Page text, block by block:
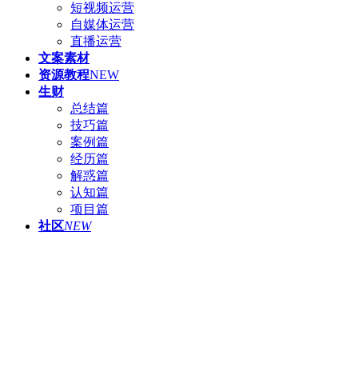
短视频运营
自媒体运营
直播运营
文案素材
资源教程NEW
生财
总结篇
技巧篇
案例篇
经历篇
解惑篇
认知篇
项目篇
社区NEW